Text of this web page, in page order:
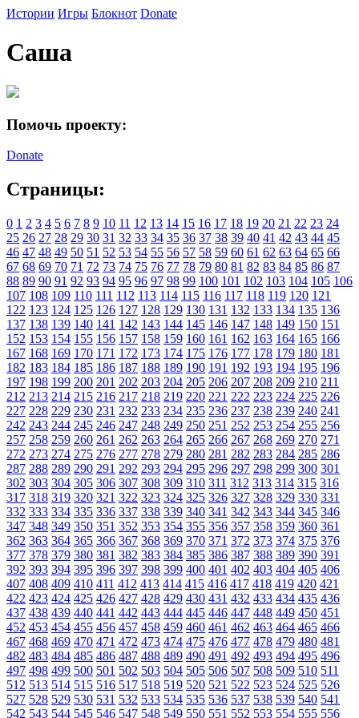
Истории Игры Блокнот Donate
Саша
Помочь проекту:
Donate
Страницы:
0 1 2 3 4 5 6 7 8 9 10 11 12 13 14 15 16 17 18 19 20 21 22 23 24
25 26 27 28 29 30 31 32 33 34 35 36 37 38 39 40 41 42 43 44 45
46 47 48 49 50 51 52 53 54 55 56 57 58 59 60 61 62 63 64 65 66
67 68 69 70 71 72 73 74 75 76 77 78 79 80 81 82 83 84 85 86 87
88 89 90 91 92 93 94 95 96 97 98 99 100 101 102 103 104 105 106
107 108 109 110 111 112 113 114 115 116 117 118 119 120 121
122 123 124 125 126 127 128 129 130 131 132 133 134 135 136
137 138 139 140 141 142 143 144 145 146 147 148 149 150 151
152 153 154 155 156 157 158 159 160 161 162 163 164 165 166
167 168 169 170 171 172 173 174 175 176 177 178 179 180 181
182 183 184 185 186 187 188 189 190 191 192 193 194 195 196
197 198 199 200 201 202 203 204 205 206 207 208 209 210 211
212 213 214 215 216 217 218 219 220 221 222 223 224 225 226
227 228 229 230 231 232 233 234 235 236 237 238 239 240 241
242 243 244 245 246 247 248 249 250 251 252 253 254 255 256
257 258 259 260 261 262 263 264 265 266 267 268 269 270 271
272 273 274 275 276 277 278 279 280 281 282 283 284 285 286
287 288 289 290 291 292 293 294 295 296 297 298 299 300 301
302 303 304 305 306 307 308 309 310 311 312 313 314 315 316
317 318 319 320 321 322 323 324 325 326 327 328 329 330 331
332 333 334 335 336 337 338 339 340 341 342 343 344 345 346
347 348 349 350 351 352 353 354 355 356 357 358 359 360 361
362 363 364 365 366 367 368 369 370 371 372 373 374 375 376
377 378 379 380 381 382 383 384 385 386 387 388 389 390 391
392 393 394 395 396 397 398 399 400 401 402 403 404 405 406
407 408 409 410 411 412 413 414 415 416 417 418 419 420 421
422 423 424 425 426 427 428 429 430 431 432 433 434 435 436
437 438 439 440 441 442 443 444 445 446 447 448 449 450 451
452 453 454 455 456 457 458 459 460 461 462 463 464 465 466
467 468 469 470 471 472 473 474 475 476 477 478 479 480 481
482 483 484 485 486 487 488 489 490 491 492 493 494 495 496
497 498 499 500 501 502 503 504 505 506 507 508 509 510 511
512 513 514 515 516 517 518 519 520 521 522 523 524 525 526
527 528 529 530 531 532 533 534 535 536 537 538 539 540 541
542 543 544 545 546 547 548 549 550 551 552 553 554 555 556